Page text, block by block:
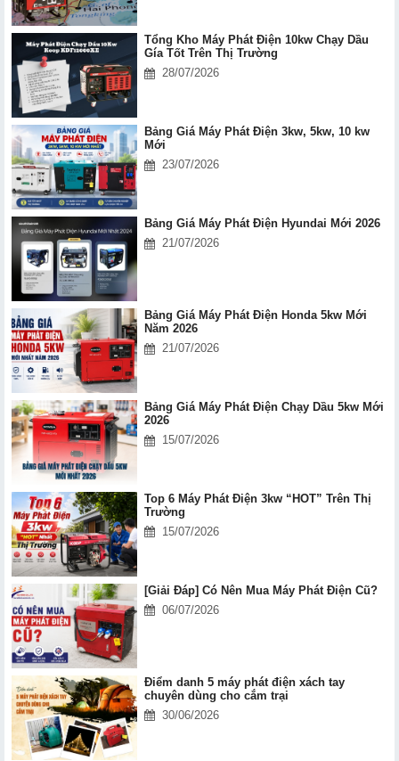
Tổng Kho Máy Phát Điện 10kw Chạy Dầu
Gía Tốt Trên Thị Trường
28/07/2026
Bảng Giá Máy Phát Điện 3kw, 5kw, 10 kw
Mới
23/07/2026
Bảng Giá Máy Phát Điện Hyundai Mới 2026
21/07/2026
Bảng Giá Máy Phát Điện Honda 5kw Mới
Năm 2026
21/07/2026
Bảng Giá Máy Phát Điện Chạy Dầu 5kw Mới
2026
15/07/2026
Top 6 Máy Phát Điện 3kw “HOT” Trên Thị
Trường
15/07/2026
[Giải Đáp] Có Nên Mua Máy Phát Điện Cũ?
06/07/2026
Điểm danh 5 máy phát điện xách tay
chuyên dùng cho cắm trại
30/06/2026